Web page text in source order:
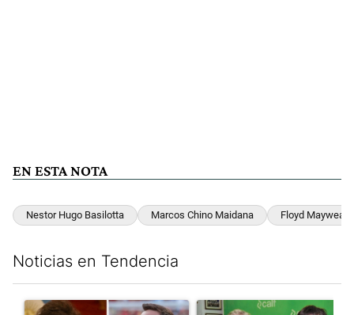
EN ESTA NOTA
Nestor Hugo Basilotta Marcos Chino Maidana Floyd
Noticias en Tendencia
Un artículo de tendencia con el título "Milei despidió a Jorge
Un artículo de tendencia con